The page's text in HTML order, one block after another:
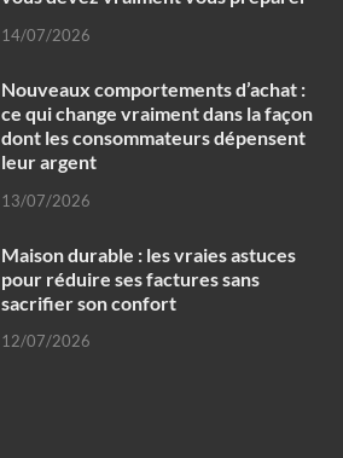
14/07/2026
Nouveaux comportements d’achat :
ce qui change vraiment dans la façon
dont les consommateurs dépensent
leur argent
13/07/2026
Maison durable : les vraies astuces
pour réduire ses factures sans
sacrifier son confort
12/07/2026